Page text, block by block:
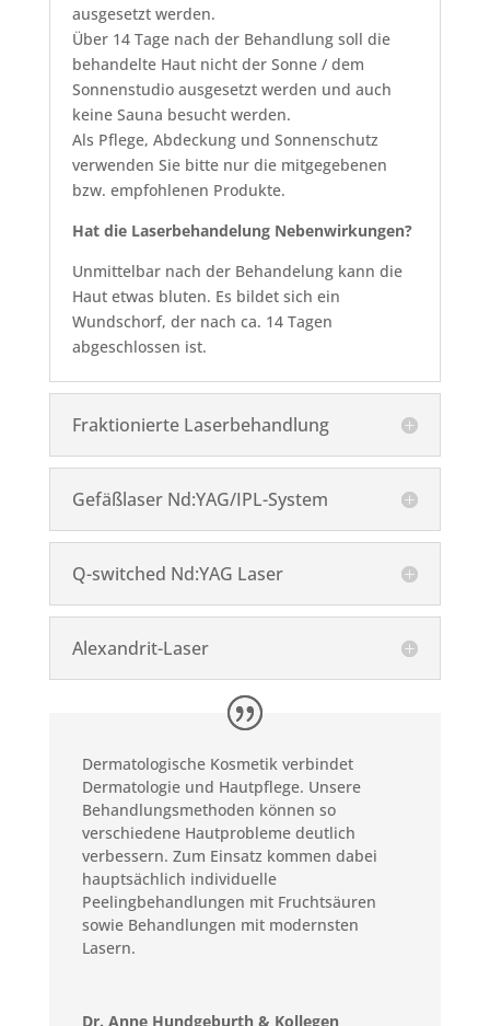
ausgesetzt werden.
Über 14 Tage nach der Behandlung soll die
behandelte Haut nicht der Sonne / dem
Sonnenstudio ausgesetzt werden und auch
keine Sauna besucht werden.
Als Pflege, Abdeckung und Sonnenschutz
verwenden Sie bitte nur die mitgegebenen
bzw. empfohlenen Produkte.
Hat die Laserbehandelung Nebenwirkungen?
Unmittelbar nach der Behandelung kann die
Haut etwas bluten. Es bildet sich ein
Wundschorf, der nach ca. 14 Tagen
abgeschlossen ist.
Fraktionierte Laserbehandlung
Gefäßlaser Nd:YAG/IPL-System
Q-switched Nd:YAG Laser
Alexandrit-Laser
Dermatologische Kosmetik verbindet
Dermatologie und Hautpflege. Unsere
Behandlungsmethoden können so
verschiedene Hautprobleme deutlich
verbessern. Zum Einsatz kommen dabei
hauptsächlich individuelle
Peelingbehandlungen mit Fruchtsäuren
sowie Behandlungen mit modernsten
Lasern.
Dr. Anne Hundgeburth & Kollegen